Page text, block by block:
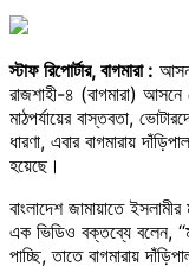
স্টাফ রিপোর্টার, বাগমারা :
রাজশাহী-৪ (বাগমারা)
মাঠপর্যায়ের বাস্তবতা,
ধারণা, এবার বাগমারায়
হয়েছে।
বাংলাদেশ জামায়াতে
এক ভিডিও বক্তব্যে বলেন,
পাচ্ছি, তাতে বাগমারায়